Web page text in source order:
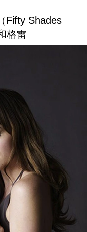
Fifty Shades
格雷